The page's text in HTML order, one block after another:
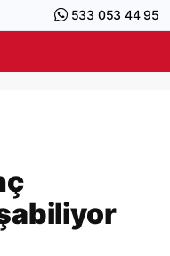
533 053 44 95